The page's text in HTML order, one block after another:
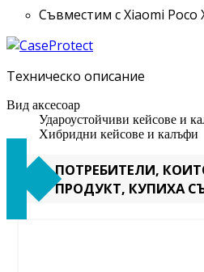
Съвместим с Xiaomi Poco
Техническо описание
Вид аксесоар
Удароустойчиви кейсове и
Хибридни кейсове и калъфи
ПОТРЕБИТЕЛИ,
ПРОДУКТ, КУПИХА